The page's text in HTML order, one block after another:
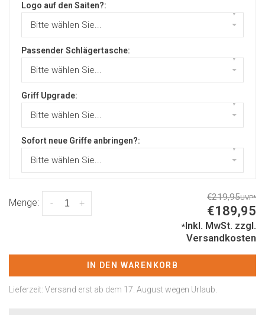
Logo auf den Saiten?:
Bitte wählen Sie...
▾
Passender Schlägertasche:
Bitte wählen Sie...
▾
Griff Upgrade:
Bitte wählen Sie...
▾
Sofort neue Griffe anbringen?:
Bitte wählen Sie...
▾
Menge: +
-
€219,95UVP*
€189,95
*Inkl. MwSt. zzgl.
Versandkosten
IN DEN WARENKORB
Lieferzeit: Versand erst ab dem 17. August wegen Urlaub.